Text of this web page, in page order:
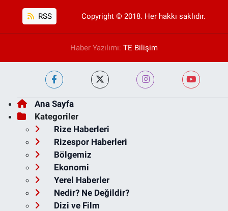
RSS Copyright © 2018. Her hakkı saklıdır.
Haber Yazılımı: TE Bilişim
Ana Sayfa
Kategoriler
Rize Haberleri
Rizespor Haberleri
Bölgemiz
Ekonomi
Yerel Haberler
Nedir? Ne Değildir?
Dizi ve Film